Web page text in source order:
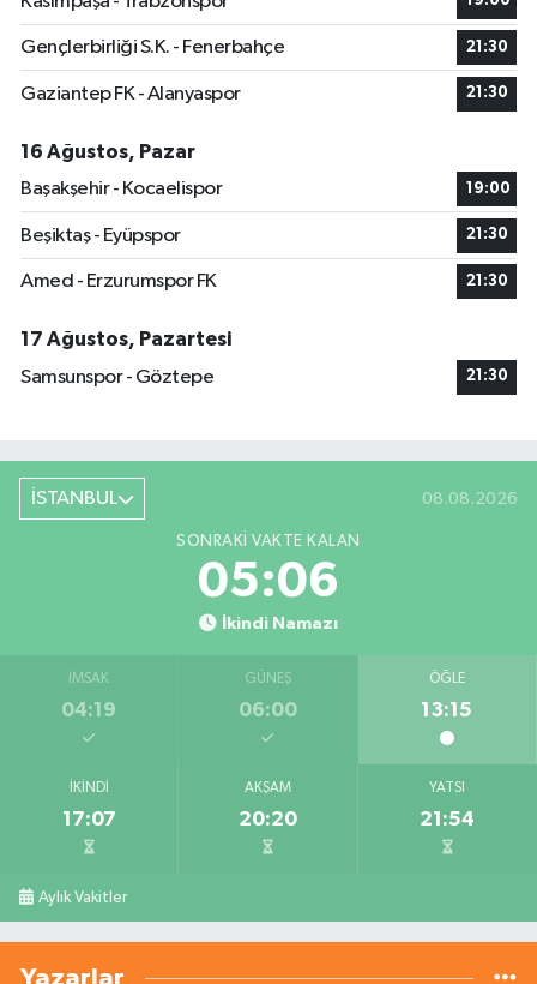
Gençlerbirliği S.K. - Fenerbahçe 21:30
Gaziantep FK - Alanyaspor 21:30
16 Ağustos, Pazar
Başakşehir - Kocaelispor
19:00
Beşiktaş - Eyüpspor 21:30
Amed - Erzurumspor FK 21:30
17 Ağustos, Pazartesi
Samsunspor - Göztepe
21:30
İSTANBUL 08.08.2026
SONRAKI VAKTE KALAN
05:06
İkindi Namazı
İMSAK
04:19
GÜNEŞ
06:00
ÖĞLE
13:15
İKINDI
17:07
AKŞAM
20:20
YATSI
21:54
Aylık Vakitler
Yazarlar